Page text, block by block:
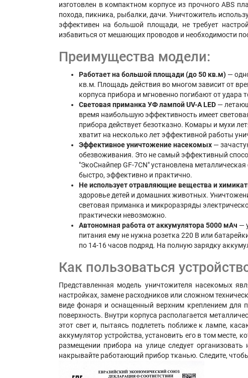
изготовлен в компактном корпусе из прочного ABS
похода, пикника, рыбалки, дачи. Уничтожитель
эффективен на большой площади, не требует
избавиться от мешающих проводов и необходимости
Преимущества модели:
Работает на большой площади (до 50 кв.м) —
кв.м. Площадь действия во многом зависит от
корпуса прибора и мгновенно погибают от удара
Световая приманка УФ лампой UV-A LED —
время наибольшую эффективность имеет
прибора действует безотказно. Комары и мухи
хватит на несколько лет эффективной работы
Эффективное уничтожение насекомых —
обезвоживания. Это не самый эффективный
"ЭкоСнайпер GF-7CN" установлена
быстро, эффективно и практично.
Не использует отравляющие вещества и
здоровье детей и домашних животных.
световая приманка и микроразряды
практически невозможно.
Автономная работа от аккумулятора 5000 мАч —
питания ему не нужна розетка 220 В или
по 14-16 часов подряд. На полную зарядку
Как пользоваться
Представленная модель уничтожителя насекомых
настройках, замене расходников или сложном
виде фонаря и оснащенный верхним креплением для
поверхность. Внутри корпуса располагается
этот свет и, пытаясь подлететь поближе к лампе,
аккумулятор устройства, установить его в том месте,
размещении прибора на улице следует
накрывайте работающий прибор тканью. Следите,